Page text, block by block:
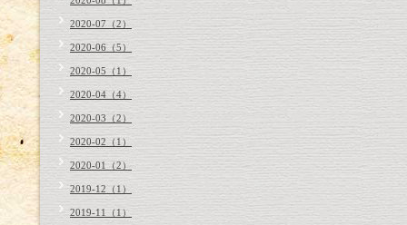
2020-07（2）
2020-06（5）
2020-05（1）
2020-04（4）
2020-03（2）
2020-02（1）
2020-01（2）
2019-12（1）
2019-11（1）